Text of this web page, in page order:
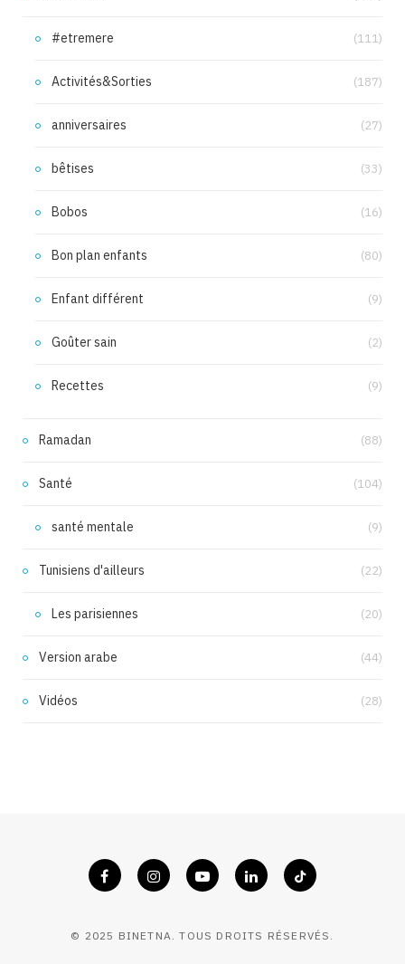
#etremere (111)
Activités&Sorties (187)
anniversaires (27)
bêtises (33)
Bobos (16)
Bon plan enfants (80)
Enfant différent (9)
Goûter sain (2)
Recettes (9)
Ramadan (88)
Santé (104)
santé mentale (9)
Tunisiens d'ailleurs (22)
Les parisiennes (20)
Version arabe (44)
Vidéos (28)
© 2025 BINETNA. TOUS DROITS RÉSERVÉS.